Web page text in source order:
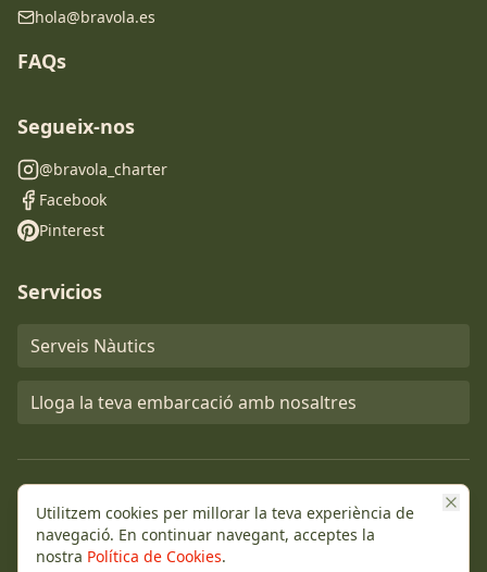
Utilitzem cookies per millorar la teva experiència de
navegació. En continuar navegant, acceptes la
nostra Política de Cookies.
hola@bravola.es
FAQs
Segueix-nos
@bravola_charter
Facebook
Pinterest
Servicios
Serveis Nàutics
Lloga la teva embarcació amb nosaltres